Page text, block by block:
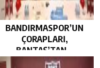
BANDIRMASPOR’UN
ÇORAPLARI,
BANTAŞ’TAN…